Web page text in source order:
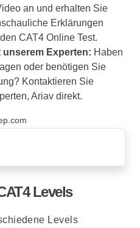
an und erhalten Sie
Erklärungen
CAT4 Online Test.
unserem Experten: Haben
oder benötigen Sie
Kontaktieren Sie
Ariav direkt.
Levels
Levels